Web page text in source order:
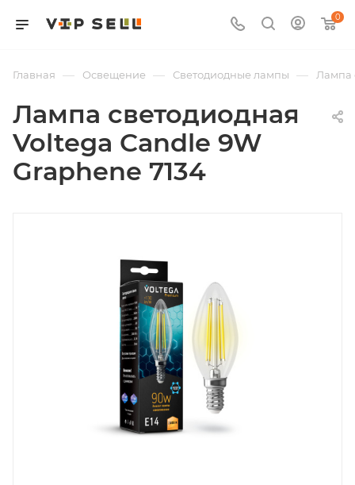
0
Главная — Освещение — Светодиодные лампы — Лампа
Лампа светодиодная
Voltega Candle 9W
Graphene 7134